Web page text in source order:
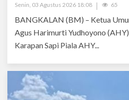
Senin, 03 Agustus 2026 18:08
65
BANGKALAN (BM) – Ketua
Agus Harimurti Yudhoyono
Karapan Sapi Piala AHY...